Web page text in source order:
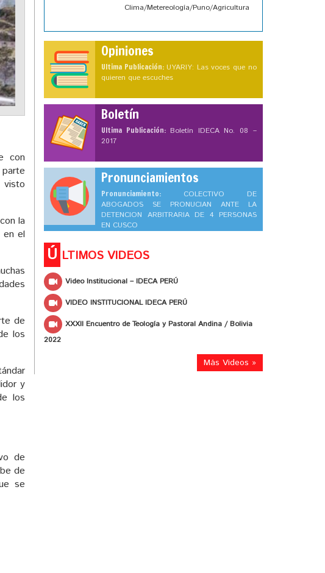
con
visto
la
en el
de
los
y
los
de
de
se
Clima/Metereología/Puno/Agricultura
Opiniones
Ultima Publicación: UYARIY: Las voces que no
quieren que escuches
Boletín
Ultima Publicación: Boletín IDECA No. 08 –
2017
Pronunciamientos
Pronunciamiento: COLECTIVO DE
ABOGADOS SE PRONUCIAN ANTE LA
DETENCION ARBITRARIA DE 4 PERSONAS
EN CUSCO
Ú LTIMOS VIDEOS
Video Institucional – IDECA PERÚ
VIDEO INSTITUCIONAL IDECA PERÚ
XXXII Encuentro de Teología y Pastoral Andina / Bolivia
2022
Más Videos »